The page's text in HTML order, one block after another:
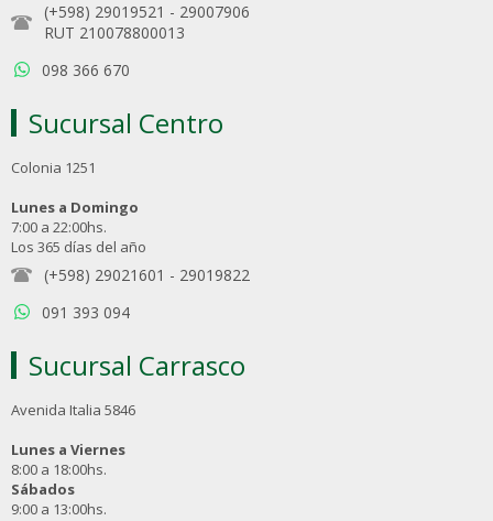
(+598) 29019521 - 29007906
RUT 210078800013
098 366 670
Sucursal Centro
Colonia 1251
Lunes a Domingo
7:00 a 22:00hs.
Los 365 días del año
(+598) 29021601 - 29019822
091 393 094
Sucursal Carrasco
Avenida Italia 5846
Lunes a Viernes
8:00 a 18:00hs.
Sábados
9:00 a 13:00hs.